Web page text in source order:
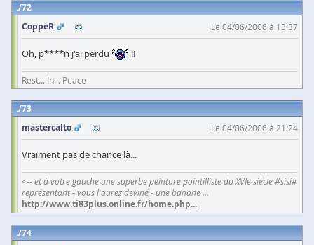
72
CoppeR
Le 04/06/2006 à 13:37
Oh, p****n j'ai perdu !!
Rest... In... Peace
73
mastercalto
Le 04/06/2006 à 21:24
Vraiment pas de chance là...
<-- et à votre gauche une superbe peinture pointilliste du XVIe siècle #sisi#
représentant - vous l'aurez deviné - une banane ...
http://www.ti83plus.online.fr/home.php...
74